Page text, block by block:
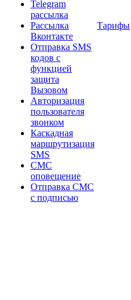
Telegram
рассылка
Рассылка
Вконтакте
Отправка SMS
кодов с
функцией
защита
Вызовом
Авторизация
пользователя
звонком
Каскадная
маршрутизация
SMS
СМС
оповещение
Отправка СМС
с подписью
Тарифы